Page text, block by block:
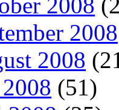
2008
2008
(51)